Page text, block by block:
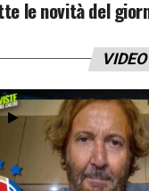
le novità del
VIDEO